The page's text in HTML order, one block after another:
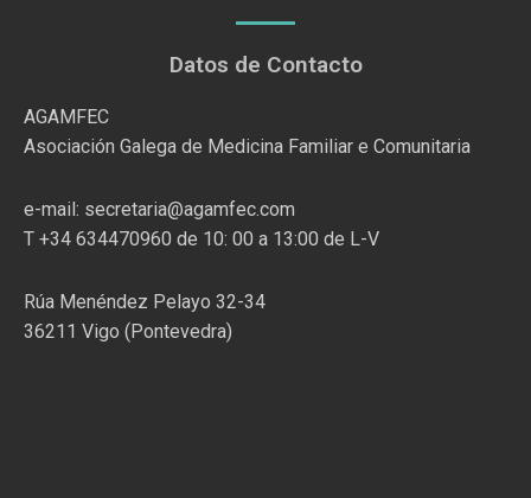
Datos de Contacto
AGAMFEC
Asociación Galega de Medicina Familiar e Comunitaria
e-mail: secretaria@agamfec.com
T +34 634470960 de 10: 00 a 13:00 de L-V
Rúa Menéndez Pelayo 32-34
36211 Vigo (Pontevedra)